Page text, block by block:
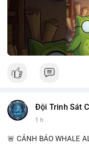
Đội Trinh Sát
1 h
🚨 CẢNH BÁO WHALE